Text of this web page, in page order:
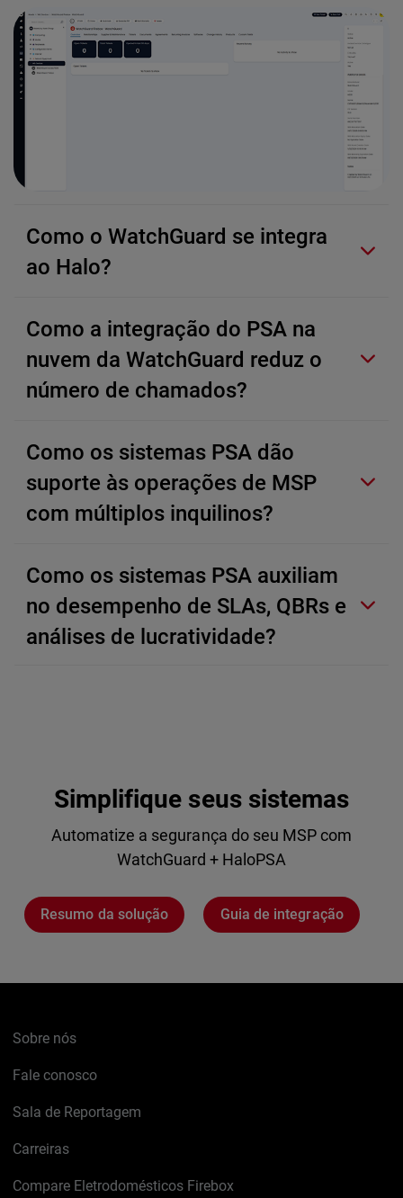
Como o WatchGuard se integra
ao Halo?
Como a integração do PSA na
nuvem da WatchGuard reduz o
número de chamados?
Como os sistemas PSA dão
suporte às operações de MSP
com múltiplos inquilinos?
Como os sistemas PSA auxiliam
no desempenho de SLAs, QBRs e
análises de lucratividade?
Simplifique seus sistemas
Automatize a segurança do seu MSP com
WatchGuard + HaloPSA
Resumo da solução Guia de integração
Sobre nós
Fale conosco
Sala de Reportagem
Carreiras
Compare Eletrodomésticos Firebox